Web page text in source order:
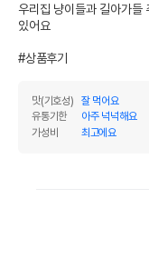
우리집 냥이들과 길아가들
있어요
#상품후기
맛(기호성)
잘 먹어요
유통기한
아주 넉넉해요
가성비
최고에요